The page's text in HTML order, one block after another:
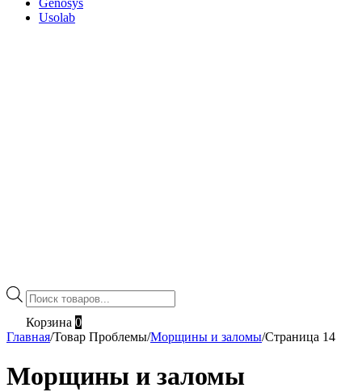
Genosys
Usolab
Поиск
товаров
Корзина 0
Главная/Товар Проблемы/Морщины и заломы/Страница 14
Морщины и заломы